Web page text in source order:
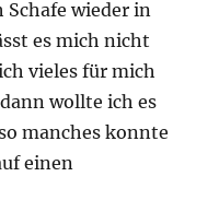
wieder in
es mich nicht
vieles für mich
wollte ich es
manches konnte
einen